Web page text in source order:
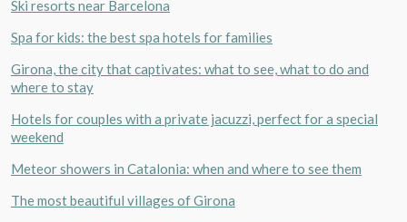
Manage my booking
Check locator
Ski resorts near Barcelona
Spa for kids: the best spa hotels for families
Girona, the city that captivates: what to see, what to do and
where to stay
Hotels for couples with a private jacuzzi, perfect for a special
weekend
Meteor showers in Catalonia: when and where to see them
The most beautiful villages of Girona